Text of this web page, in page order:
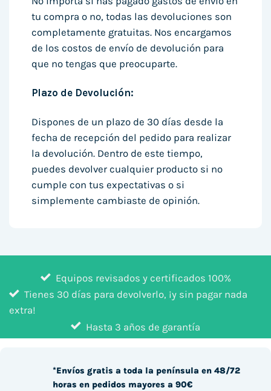
tu compra o no, todas las devoluciones son
completamente gratuitas. Nos encargamos
de los costos de envío de devolución para
que no tengas que preocuparte.
Plazo de Devolución:
Dispones de un plazo de 30 días desde la
fecha de recepción del pedido para realizar
la devolución. Dentro de este tiempo,
puedes devolver cualquier producto si no
cumple con tus expectativas o si
simplemente cambiaste de opinión.
Equipos revisados y certificados 100%
Tienes 30 días para devolverlo, ¡y sin pagar nada
extra!
Hasta 3 años de garantía
*Envíos gratis a toda la península en 48/72
horas en pedidos mayores a 90€